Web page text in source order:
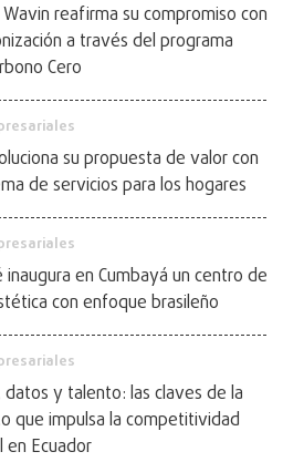
reafirma su compromiso con
a través del programa
Cero
su propuesta de valor con
de servicios para los hogares
inaugura en Cumbayá un centro de
con enfoque brasileño
datos y talento: las claves de la
que impulsa la competitividad
en Ecuador